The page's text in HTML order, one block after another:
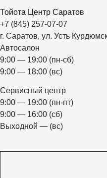
Тойота Центр Саратов
+7 (845) 257-07-07
г. Саратов, ул. Усть
Автосалон
9:00 — 19:00 (пн-сб)
9:00 — 18:00 (вс)
Сервисный центр
9:00 — 19:00 (пн-пт)
9:00 — 16:00 (сб)
Выходной — (вс)